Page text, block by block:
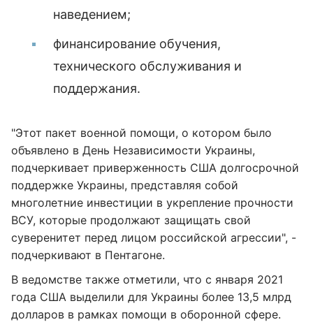
наведением;
финансирование обучения,
технического обслуживания и
поддержания.
"Этот пакет военной помощи, о котором было
объявлено в День Независимости Украины,
подчеркивает приверженность США долгосрочной
поддержке Украины, представляя собой
многолетние инвестиции в укрепление прочности
ВСУ, которые продолжают защищать свой
суверенитет перед лицом российской агрессии", -
подчеркивают в Пентагоне.
В ведомстве также отметили, что с января 2021
года США выделили для Украины более 13,5 млрд
долларов в рамках помощи в оборонной сфере.